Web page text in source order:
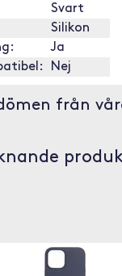
Svart
Silikon
Ja
Nej
från